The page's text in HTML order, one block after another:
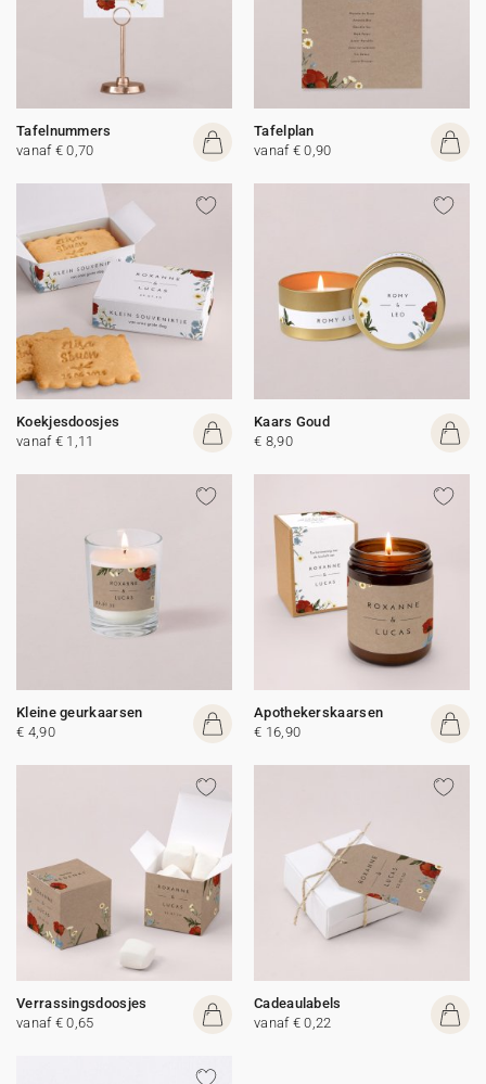
Tafelnummers
vanaf € 0,70
Tafelplan
vanaf € 0,90
Koekjesdoosjes
vanaf € 1,11
Kaars Goud
€ 8,90
Kleine geurkaarsen
€ 4,90
Apothekerskaarsen
€ 16,90
Verrassingsdoosjes
vanaf € 0,65
Cadeaulabels
vanaf € 0,22